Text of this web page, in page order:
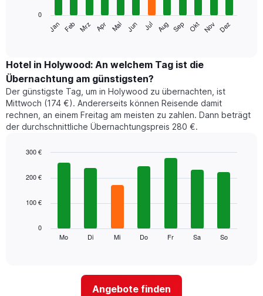
folgende
den
durchschnittlichen
Zimmerpreis
im
jeweiligen
Monat
an.
Diagramm
die
Monate
Jan Feb Mrz Apr Mai Jun Jul Aug Sep Okt Nov Dez
0
Hotel in Holywood: An welchem Tag ist die
Übernachtung am günstigsten?
Der günstigste Tag, um in Holywood zu übernachten, ist
Mittwoch (174 €). Andererseits können Reisende damit
rechnen, an einem Freitag am meisten zu zahlen. Dann beträgt
der durchschnittliche Übernachtungspreis 280 €.
chart
bars.
durchschnittlichen
Mo Di Mi Do Fr Sa So
0
100 €
200 €
300 €
Angebote finden